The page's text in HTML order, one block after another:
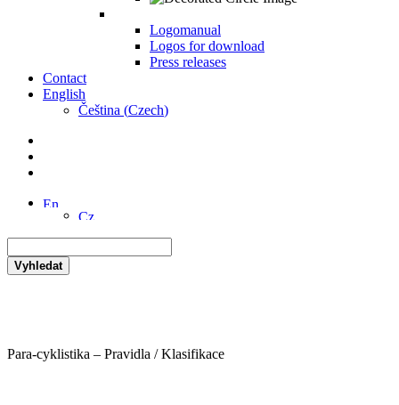
Logomanual
Logos for download
Press releases
Contact
English
Čeština (Czech)
Vyhledat
Para-cyklistika – Pravidla / Klasifikace